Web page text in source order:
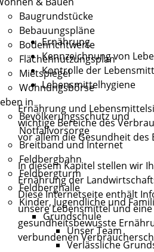
Baugrundstücke
Bebauungspläne
Bodenrichtwerte
Flächennutzungsplan
Mietspiegel
Wohnungsbörse
in
Bevölkerungsschutz und
Notfallvorsorge
Breitband und Internet
Feldbergbahn
Feldbergturm
Feldberghalle
Kinder, Jugendliche und
Grundschule
Unser Team
Verlässliche
Ernährung
Kennzeichnung von
Kontrolle der
Lebensmittelhygiene
Ernährung und
wichtige Bereiche des
vor allem die Gesundheit des
In diesem Kapitel stellen wir
Ernährung der
Diese Internetseite enthält
unsere Lebensmittel und eine
gesundheitsbewusste
verbundenen